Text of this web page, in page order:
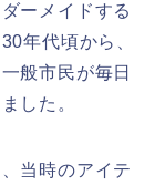
ーメイドする
年代頃から、
般市民が毎日
した。
当時のアイテ